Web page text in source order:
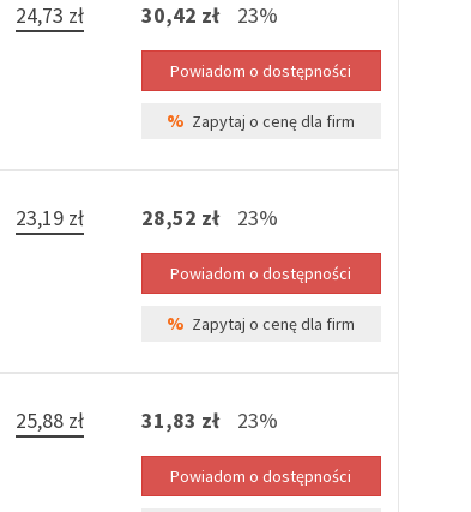
24,73 zł 30,42 zł 23%
% Zapytaj o cenę dla firm
23,19 zł 28,52 zł 23%
% Zapytaj o cenę dla firm
25,88 zł 31,83 zł 23%